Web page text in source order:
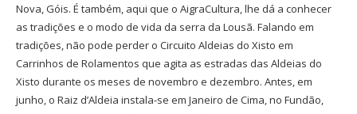
Nova, Góis. É também, aqui que o AigraCultura, lhe dá a conhecer
as tradições e o modo de vida da serra da Lousã. Falando em
tradições, não pode perder o Circuito Aldeias do Xisto em
Carrinhos de Rolamentos que agita as estradas das Aldeias do
Xisto durante os meses de novembro e dezembro. Antes, em
junho, o Raiz d’Aldeia instala-se em Janeiro de Cima, no Fundão,